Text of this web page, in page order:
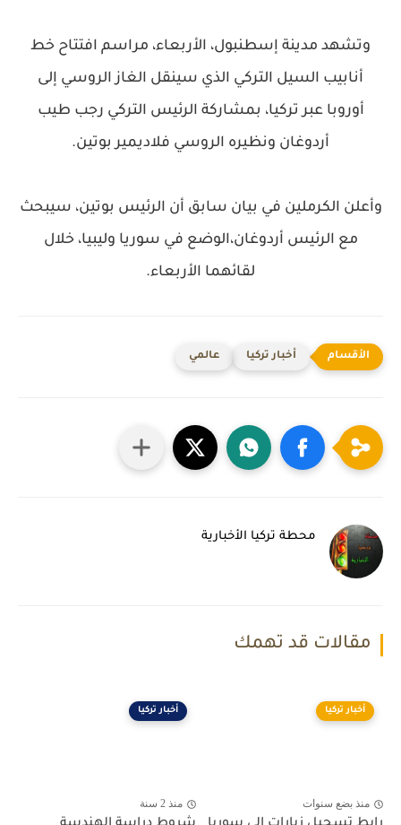
وتشهد مدينة إسطنبول، الأربعاء، مراسم افتتاح خط
أنابيب السيل التركي الذي سينقل الغاز الروسي إلى
أوروبا عبر تركيا، بمشاركة الرئيس التركي رجب طيب
أردوغان ونظيره الروسي فلاديمير بوتين.
وأعلن الكرملين في بيان سابق أن الرئيس بوتين، سيبحث
مع الرئيس أردوغان،الوضع في سوريا وليبيا، خلال
لقائهما الأربعاء.
أخبار تركيا عالمي
محطة تركيا الأخبارية
مقالات قد تهمك
أخبار تركيا
منذ بضع سنوات
أخبار تركيا
منذ 2 سنة